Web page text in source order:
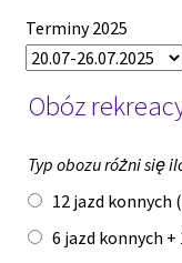
Terminy 2025
Obóz
Typ obozu różni się
12 jazd konnych
6 jazd konnych